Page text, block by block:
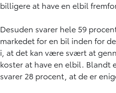
billigere at have en elbil
Desuden svarer hele 59
markedet for en bil inden for
i, at det kan være svært at
koster at have en elbil. Blandt
svarer 28 procent, at de er